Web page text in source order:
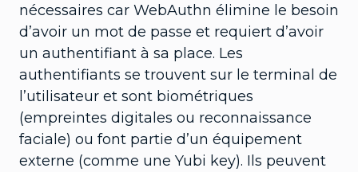
nécessaires car WebAuthn élimine le besoin
d’avoir un mot de passe et requiert d’avoir
un authentifiant à sa place. Les
authentifiants se trouvent sur le terminal de
l’utilisateur et sont biométriques
(empreintes digitales ou reconnaissance
faciale) ou font partie d’un équipement
externe (comme une Yubi key). Ils peuvent